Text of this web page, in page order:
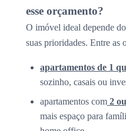
esse orçamento?
O imóvel ideal depende
suas prioridades. Entre as
apartamentos de 1
sozinho, casais ou
apartamentos com 2
mais espaço para